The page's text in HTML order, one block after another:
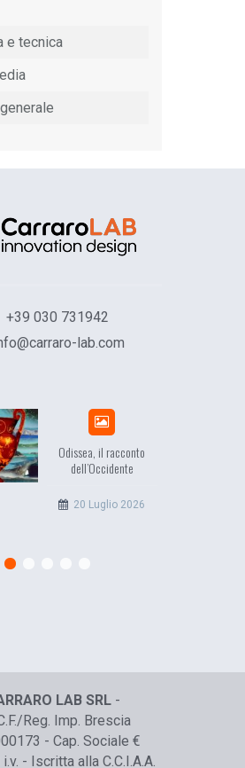
e tecnica
+39 030 731942
lab.com
il racconto
dell’Occidente
20 Luglio 2026
LAB SRL-
Reg. Imp. Brescia
- Cap. Sociale €
- Iscritta alla C.C.I.A.A.